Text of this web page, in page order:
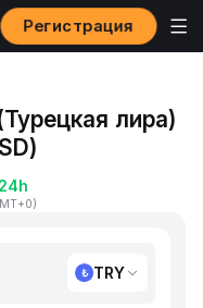
Регистрация
лира)
24h
)
TRY